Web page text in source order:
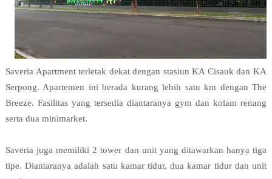
Saveria Apartment terletak dekat dengan stasiun KA Cisauk dan KA
Serpong. Apartemen ini berada kurang lebih satu km dengan The
Breeze. Fasilitas yang tersedia diantaranya gym dan kolam renang
serta dua minimarket.
Saveria juga memiliki 2 tower dan unit yang ditawarkan hanya tiga
tipe. Diantaranya adalah satu kamar tidur, dua kamar tidur dan unit